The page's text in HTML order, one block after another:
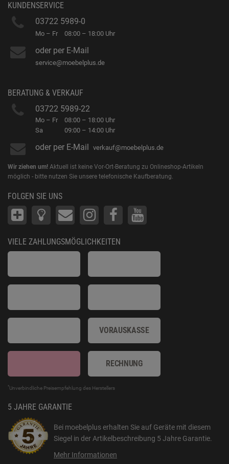
KUNDENSERVICE
03722 5989-0
Mo – Fr 08:00 – 18:00 Uhr
oder per E-Mail
service@moebelplus.de
BERATUNG & VERKAUF
03722 5989-22
Mo – Fr
Sa
08:00 – 18:00 Uhr
09:00 – 14:00 Uhr
oder per E-Mail verkauf@moebelplus.de
Wir ziehen um! Aktuell ist keine Vor-Ort-Beratung zu Onlineshop-Artikeln
möglich - bitte nutzen Sie unsere telefonische Kaufberatung.
FOLGEN SIE UNS
VIELE ZAHLUNGSMÖGLICHKEITEN
VORAUSKASSE
RECHNUNG
*Unverbindliche Preisempfehlung des Herstellers
5 JAHRE GARANTIE
Bei moebelplus erhalten Sie auf Geräte mit diesem
Siegel in der Artikelbeschreibung 5 Jahre Garantie.
Mehr Informationen